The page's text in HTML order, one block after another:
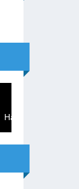
в секцию